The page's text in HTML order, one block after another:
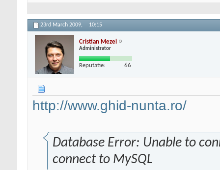
23rd March 2009, 10:15
Cristian Mezei
Administrator
Reputatie: 66
http://www.ghid-nunta.ro/
Database Error: Unable to
connect to MySQL